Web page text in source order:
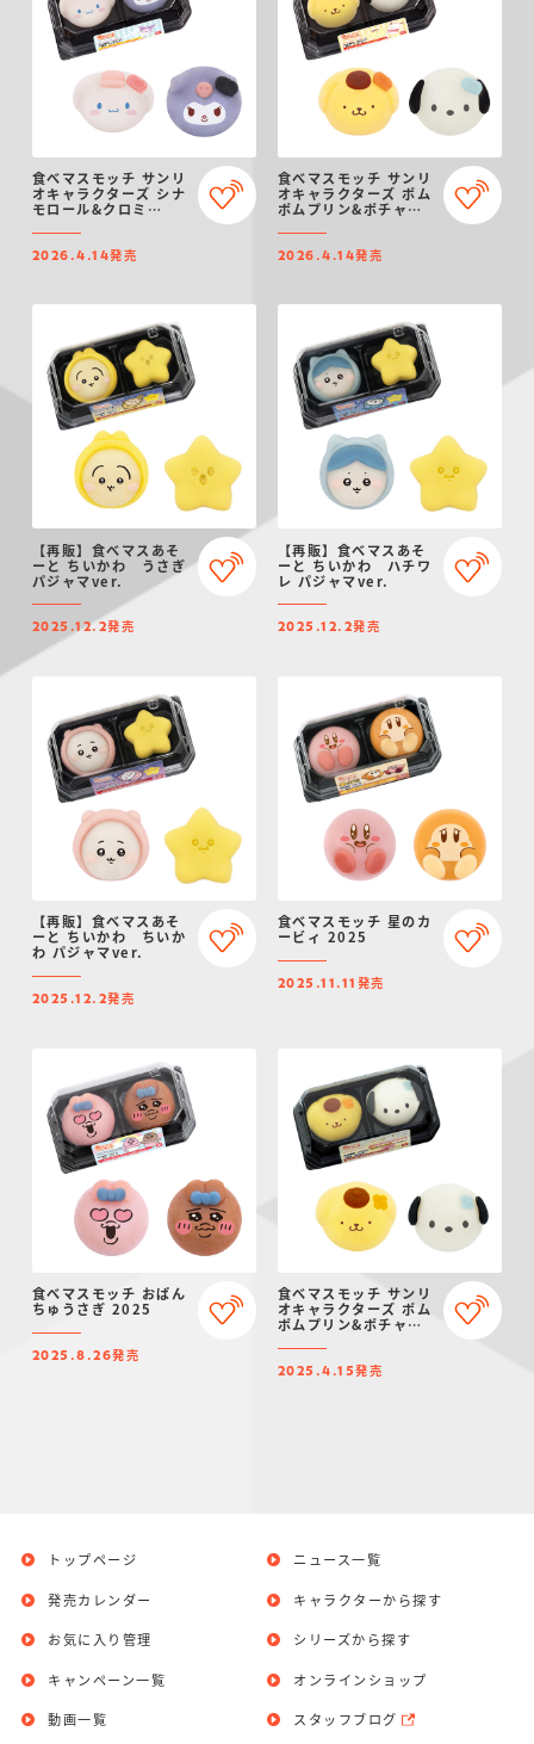
食べマスモッチ サンリ
オキャラクターズ シナ
モロール&クロミ
2026.4.14発売
食べマスモッチ サンリ
オキャラクターズ ポム
ポムプリン&ポチャッ
2026.4.14発売
【再販】食べマスあそ
ーと ちいかわ うさぎ
パジャマver.
2025.12.2発売
【再販】食べマスあそ
ーと ちいかわ ハチワ
レ パジャマver.
2025.12.2発売
【再販】食べマスあそ
ーと ちいかわ ちいか
わ パジャマver.
2025.12.2発売
食べマスモッチ 星のカ
ービィ 2025
2025.11.11 発売
食べマスモッチ おぱん
ちゅうさぎ 2025
2025.8.26発売
食べマスモッチ サンリ
オキャラクターズ ポム
ポムプリン&ポチャッ
2025.4.15発売
トップページ
発売カレンダー
お気に入り管理
ニュース一覧
キャラクターから探す
シリーズから探す
キャンペーン一覧
動画一覧
オンラインショップ
スタッフブログ